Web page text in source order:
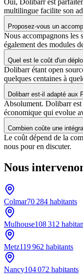
multilingue facilite son
Proposez-vous un
Nous accompagnons les
également des modules
Quel est le coût d'un
Dolibarr étant open
quelques centaines à
Dolibarr est-il adapté aux
Absolument. Dolibarr
économique qui evolue
Combien coûte une
Le coût dépend de la
nous pour en discuter.
Nous
Colmar70 284 habitants
Mulhouse108 312
Metz119 962 habitants
Nancy104 072 habitants